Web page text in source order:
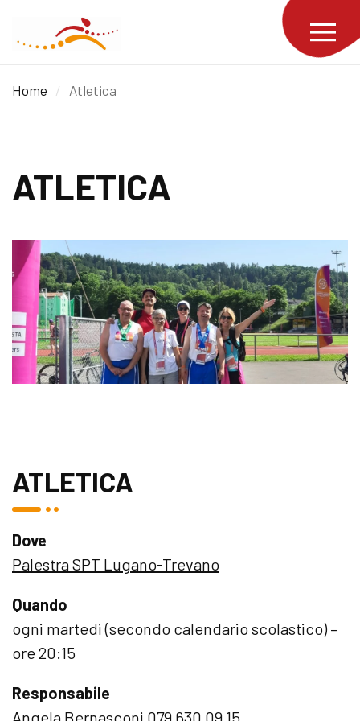
Home / Atletica
ATLETICA
ATLETICA
Dove
Palestra SPT Lugano-Trevano
Quando
ogni martedì (secondo calendario scolastico) –
ore 20:15
Responsabile
Angela Bernasconi 079 630 09 15